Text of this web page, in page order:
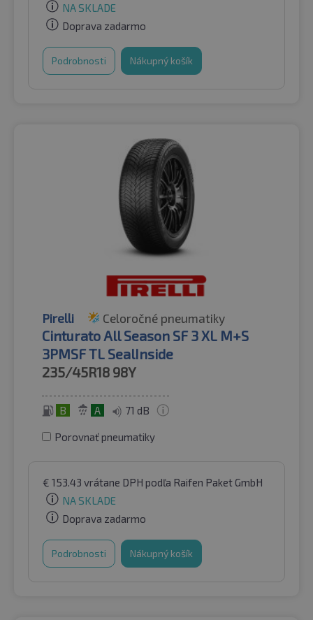
NA SKLADE
Doprava zadarmo
Podrobnosti Nákupný košík
Pirelli Celoročné pneumatiky
Cinturato All Season SF 3 XL M+S
3PMSF TL SealInside
235/45R18 98Y
B A 71 dB
Porovnať pneumatiky
€ 153.43 vrátane DPH podľa Raifen Paket GmbH
NA SKLADE
Doprava zadarmo
Podrobnosti Nákupný košík